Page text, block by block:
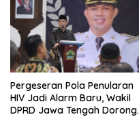
Pergeseran Pola Penularan
HIV Jadi Alarm Baru, Wakil
DPRD Jawa Tengah Dorong